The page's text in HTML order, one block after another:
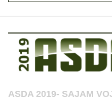
ASDA 2019- SAJAM